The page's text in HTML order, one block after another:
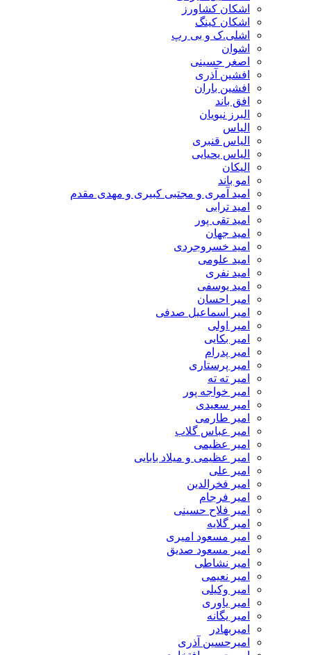
اشکان کشاورز
اشکان کینگ
اشلی.ک و بی رپ
اشوان
اصغر حسینی
افشین آذری
افشین باران
افق باند
البرز نبویان
الیاس
الیاس قنبرى
الیاس یحیایی
الیکان
امو باند
امید آمری و مجتبی کبیری و مهدى مقدم
امید ترابی
امید تقی پور
امید جهان
امید خسروجردی
امید علومی
امید نفری
امید یوسفی
امیر احسان
امیر اسماعیل صدفی
امیر اولی
امیر بکایی
امیر پدرام
امیر پرستاری
امیر ته ته
امیر خواجه پور
امیر سعیدی
امیر طارمی
امیر عباس گلاب
امیر عظیمی
امیر عظیمی و میلاد بابایی
امیر علی
امیر فخرالدین
امیر فرجام
امیر فلاح حسینی
امیر گلایه
امیر مسعود امیری
امیر مسعود صدیق
امیر نشاطی
امیر نعیمی
امیر وکیلی
امیر یاوری
امیر یگانه
امیربهادر
امیرحسین آذری